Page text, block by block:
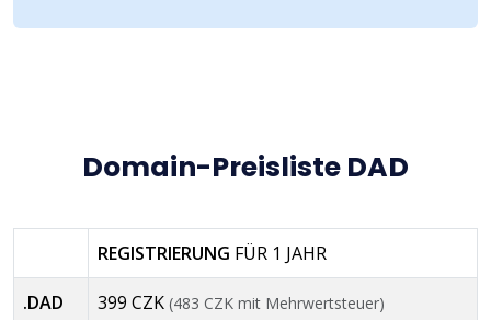
Domain-Preisliste DAD
REGISTRIERUNG FÜR 1 JAHR
.DAD 399 CZK (483 CZK mit Mehrwertsteuer)